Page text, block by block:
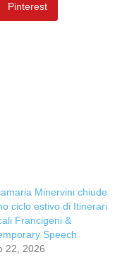
Pinterest
Minervini chiude
ciclo estivo di Itinerari
Francigeni &
Speech
22, 2026